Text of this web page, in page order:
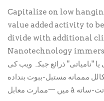
Capitalize on low
value added activity to
divide with additional
Nanotechnology
یا "نامیاتی" ذرائع جبکہ ویب کی
مممانه مستبل-ببوت بنداده